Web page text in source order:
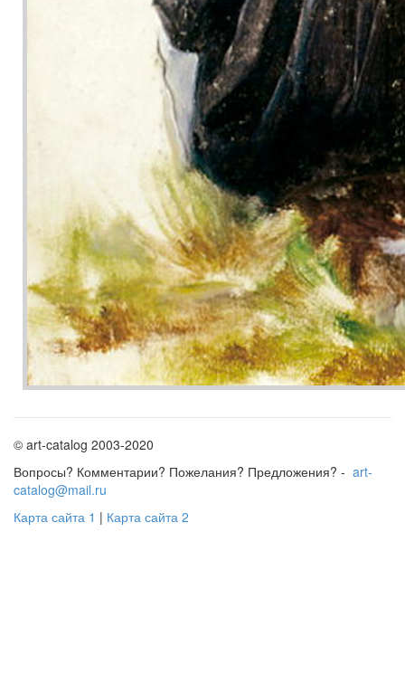
© art-catalog 2003-2020
Вопросы? Комментарии? Пожелания? Предложения? - art-
catalog@mail.ru
Карта сайта 1 | Карта сайта 2